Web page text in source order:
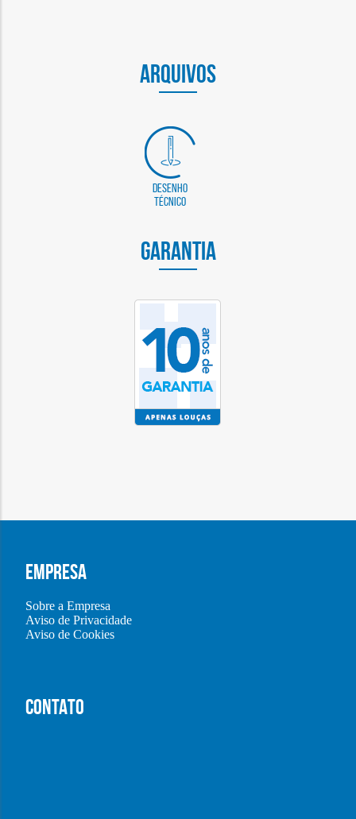
ARQUIVOS
Desenho
Técnico
GARANTIA
EMPRESA
Sobre a Empresa
Aviso de Privacidade
Aviso de Cookies
CONTATO